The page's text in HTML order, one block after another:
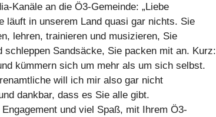
Kanäle an die Ö3-Gemeinde: „Liebe
läuft in unserem Land quasi gar nichts. Sie
lehren, trainieren und musizieren, Sie
schleppen Sandsäcke, Sie packen mit an. Kurz:
kümmern sich um mehr als um sich selbst.
will ich mir also gar nicht
dankbar, dass es Sie alle gibt.
und viel Spaß, mit Ihrem Ö3-